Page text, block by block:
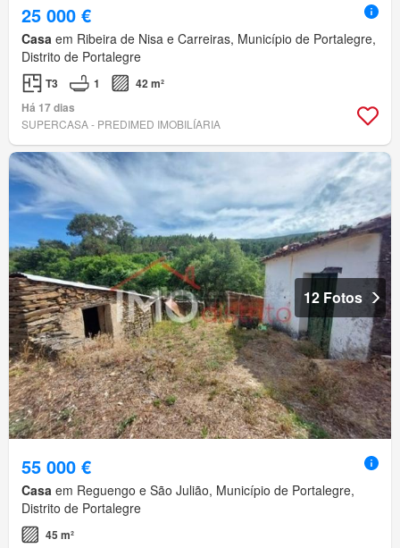
25 000 €
Casa em Ribeira de Nisa e Carreiras, Município de Portalegre,
Distrito de Portalegre
T3 1
42 m²
Há 17 dias
SUPERCASA - PREDIMED IMOBILÍARIA
12 Fotos
55 000 €
Casa em Reguengo e São Julião, Município de Portalegre,
Distrito de Portalegre
45 m²